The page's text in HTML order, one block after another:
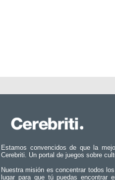
Estamos convencidos de que la
Cerebriti. Un portal de juegos sobre
Nuestra misión es concentrar todos
lugar para que tú puedas